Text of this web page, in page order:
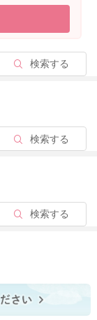
ずらせるように
時間が遅くなっ
事があります
検索する
検索する
検索する